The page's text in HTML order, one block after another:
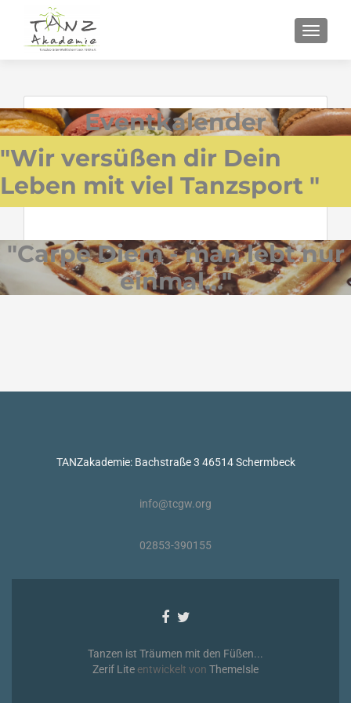
Eventkalender
"Wir versüßen dir Dein
Leben mit viel Tanzsport "
"Carpe Diem - man lebt nur
einmal..."
TANZakademie: Bachstraße 3 46514 Schermbeck
info@tcgw.org
02853-390155
Facebook-
Twitter-
Tanzen ist Träumen mit den Füßen...
Zerif Lite entwickelt von ThemeIsle